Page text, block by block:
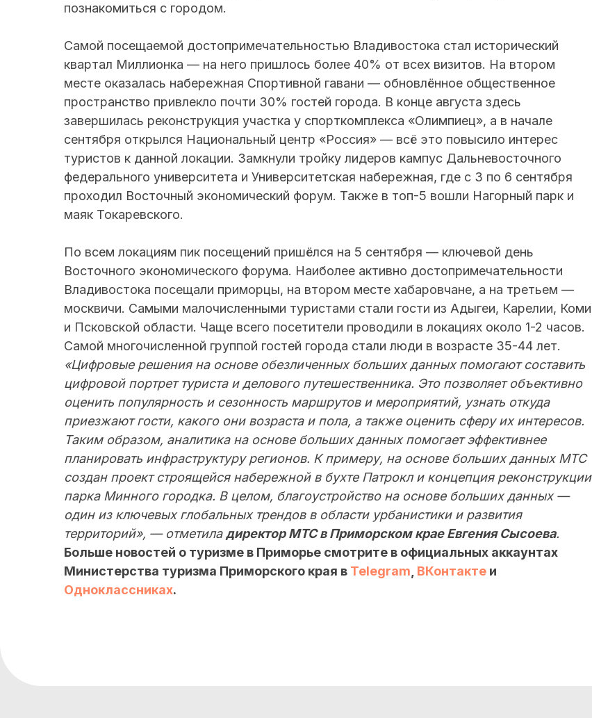
познакомиться с городом.
Самой посещаемой достопримечательностью Владивостока стал исторический
квартал Миллионка — на него пришлось более 40% от всех визитов. На втором
месте оказалась набережная Спортивной гавани — обновлённое общественное
пространство привлекло почти 30% гостей города. В конце августа здесь
завершилась реконструкция участка у спорткомплекса «Олимпиец», а в начале
сентября открылся Национальный центр «Россия» — всё это повысило интерес
туристов к данной локации. Замкнули тройку лидеров кампус Дальневосточного
федерального университета и Университетская набережная, где с 3 по 6 сентября
проходил Восточный экономический форум. Также в топ-5 вошли Нагорный парк и
маяк Токаревского.
По всем локациям пик посещений пришёлся на 5 сентября — ключевой день
Восточного экономического форума. Наиболее активно достопримечательности
Владивостока посещали приморцы, на втором месте хабаровчане, а на третьем —
москвичи. Самыми малочисленными туристами стали гости из Адыгеи, Карелии, Коми
и Псковской области. Чаще всего посетители проводили в локациях около 1-2 часов.
Самой многочисленной группой гостей города стали люди в возрасте 35-44 лет.
«Цифровые решения на основе обезличенных больших данных помогают составить
цифровой портрет туриста и делового путешественника. Это позволяет объективно
оценить популярность и сезонность маршрутов и мероприятий, узнать откуда
приезжают гости, какого они возраста и пола, а также оценить сферу их интересов.
Таким образом, аналитика на основе больших данных помогает эффективнее
планировать инфраструктуру регионов. К примеру, на основе больших данных МТС
создан проект строящейся набережной в бухте Патрокл и концепция реконструкции
парка Минного городка. В целом, благоустройство на основе больших данных —
один из ключевых глобальных трендов в области урбанистики и развития
территорий», — отметиладиректор МТС в Приморском крае Евгения Сысоева.
Больше новостей о туризме в Приморье смотрите в официальных аккаунтах
Министерства туризма Приморского края в Telegram ВКонтакте и
Одноклассниках.